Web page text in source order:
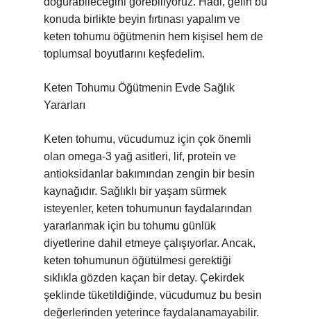
konuda birlikte beyin fırtınası yapalım ve
keten tohumu öğütmenin hem kişisel hem de
toplumsal boyutlarını keşfedelim.
Keten Tohumu Öğütmenin Evde Sağlık
Yararları
Keten tohumu, vücudumuz için çok önemli
olan omega-3 yağ asitleri, lif, protein ve
antioksidanlar bakımından zengin bir besin
kaynağıdır. Sağlıklı bir yaşam sürmek
isteyenler, keten tohumunun faydalarından
yararlanmak için bu tohumu günlük
diyetlerine dahil etmeye çalışıyorlar. Ancak,
keten tohumunun öğütülmesi gerektiği
sıklıkla gözden kaçan bir detay. Çekirdek
şeklinde tüketildiğinde, vücudumuz bu besin
değerlerinden yeterince faydalanamayabilir.